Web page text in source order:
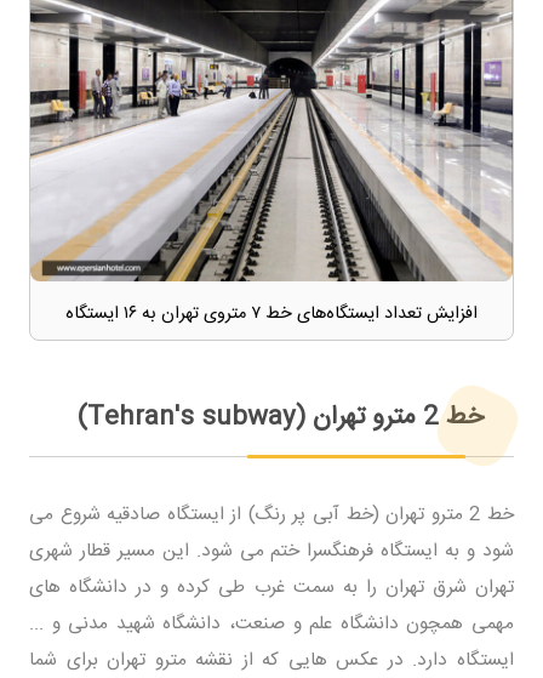
افزایش تعداد ایستگاه‌های خط ۷ متروی تهران به ۱۶ ایستگاه
خط 2 مترو تهران (Tehran's subway)
خط 2 مترو تهران (خط آبی پر رنگ) از ایستگاه صادقیه شروع می
شود و به ایستگاه فرهنگسرا ختم می شود. این مسیر قطار شهری
تهران شرق تهران را به سمت غرب طی کرده و در دانشگاه های
مهمی همچون دانشگاه علم و صنعت، دانشگاه شهید مدنی و ...
ایستگاه دارد. در عکس هایی که از نقشه مترو تهران برای شما